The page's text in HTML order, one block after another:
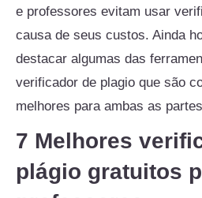
e professores evitam usar
causa de seus custos. Ainda
destacar algumas das
verificador de plagio que são
melhores para ambas as
7 Melhores
plágio gratuitos